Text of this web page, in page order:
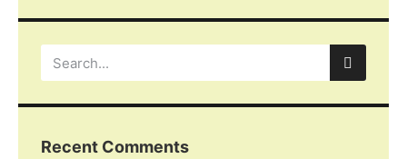
Recent Comments